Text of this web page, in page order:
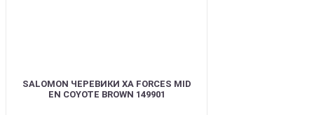
SALOMON ЧЕРЕВИКИ XA FORCES MID
EN COYOTE BROWN 149901